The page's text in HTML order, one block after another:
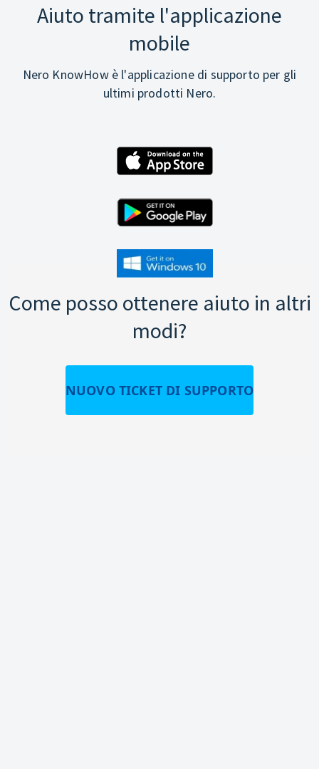
Aiuto tramite l'applicazione
mobile
Nero KnowHow è l'applicazione di supporto per gli
ultimi prodotti Nero.
Come posso ottenere aiuto in altri
modi?
NUOVO TICKET DI SUPPORTO